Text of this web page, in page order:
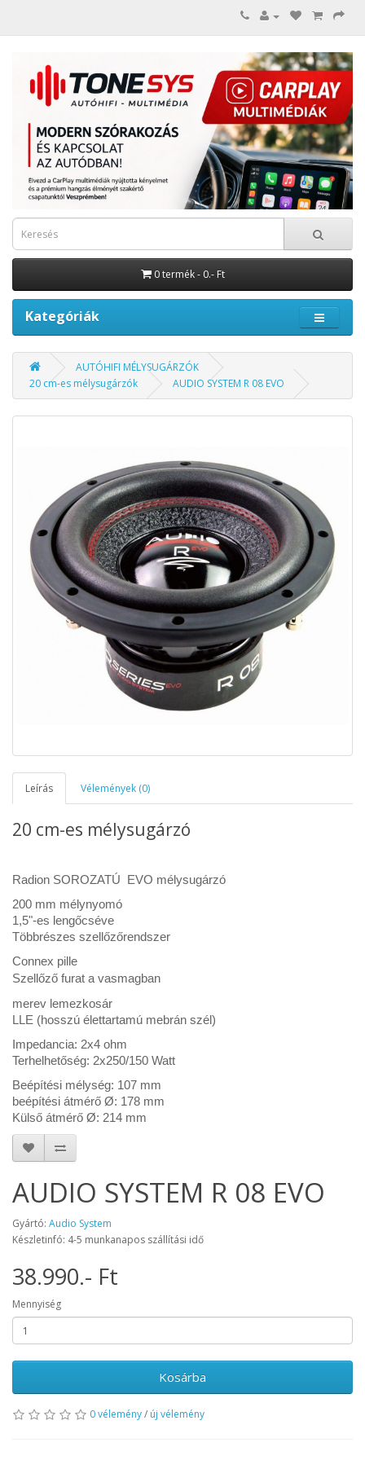
0 termék - 0.- Ft
Kategóriák
AUTÓHIFI MÉLYSUGÁRZÓK
20 cm-es mélysugárzók
AUDIO SYSTEM R 08 EVO
Leírás Vélemények (0)
20 cm-es mélysugárzó
Radion SOROZATÚ EVO mélysugárzó
200 mm mélynyomó
1,5"-es lengőcséve
Többrészes szellőzőrendszer
Connex pille
Szellőző furat a vasmagban
merev lemezkosár
LLE (hosszú élettartamú mebrán szél)
Impedancia: 2x4 ohm
Terhelhetőség: 2x250/150 Watt
Beépítési mélység: 107 mm
beépítési átmérő Ø: 178 mm
Külső átmérő Ø: 214 mm
AUDIO SYSTEM R 08 EVO
Gyártó: Audio System
Készletinfó: 4-5 munkanapos szállítási idő
38.990.- Ft
Mennyiség
Kosárba
0 vélemény/ új vélemény